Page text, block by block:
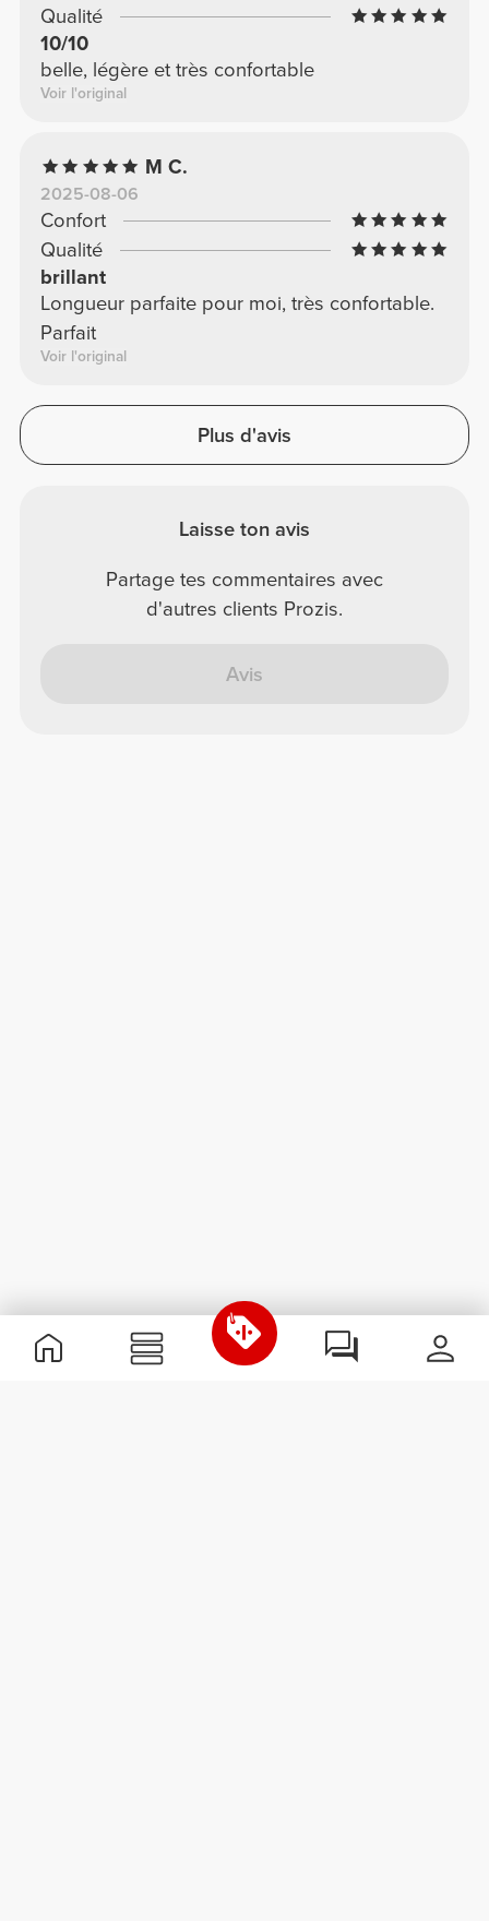
Qualité
10/10
belle, légère et très confortable
Voir l'original
M C.
2025-08-06
Confort
Qualité
brillant
Longueur parfaite pour moi, très confortable.
Parfait
Voir l'original
Plus d'avis
Laisse ton avis
Partage tes commentaires avec
d'autres clients Prozis.
Avis